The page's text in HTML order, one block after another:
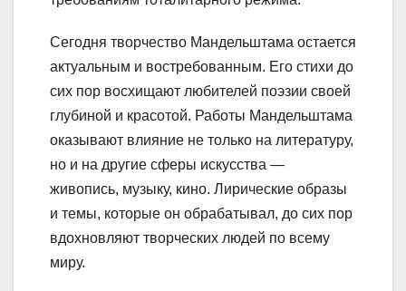
Сегодня творчество Мандельштама остается
актуальным и востребованным. Его стихи до
сих пор восхищают любителей поэзии своей
глубиной и красотой. Работы Мандельштама
оказывают влияние не только на литературу,
но и на другие сферы искусства —
живопись, музыку, кино. Лирические образы
и темы, которые он обрабатывал, до сих пор
вдохновляют творческих людей по всему
миру.